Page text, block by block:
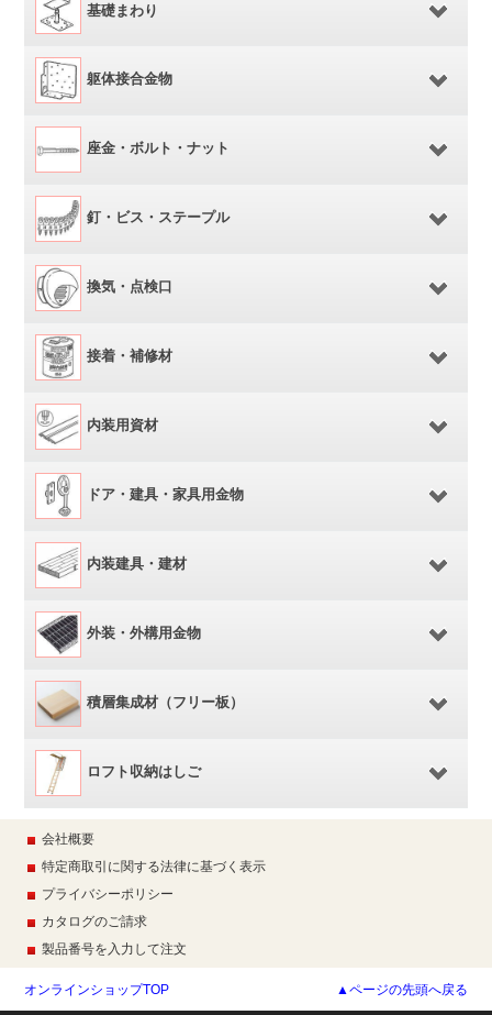
基礎まわり
躯体接合金物
座金・ボルト・ナット
釘・ビス・ステープル
換気・点検口
接着・補修材
内装用資材
ドア・建具・家具用金物
内装建具・建材
外装・外構用金物
積層集成材（フリー板）
ロフト収納はしご
会社概要
特定商取引に関する法律に基づく表示
プライバシーポリシー
カタログのご請求
製品番号を入力して注文
オンラインショップTOP ▲ページの先頭へ戻る